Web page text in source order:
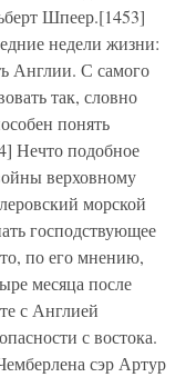
Шпеер.[1453]
недели жизни:
Англии. С самого
так, словно
понять
Нечто подобное
верховному
морской
господствующее
по его мнению,
месяца после
с Англией
с востока.
сэр Артур